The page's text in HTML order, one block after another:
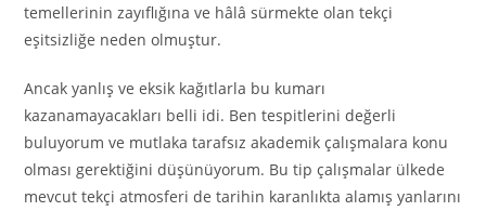
temellerinin zayıflığına ve hâlâ sürmekte olan tekçi
eşitsizliğe neden olmuştur.
Ancak yanlış ve eksik kağıtlarla bu kumarı
kazanamayacakları belli idi. Ben tespitlerini değerli
buluyorum ve mutlaka tarafsız akademik çalışmalara konu
olması gerektiğini düşünüyorum. Bu tip çalışmalar ülkede
mevcut tekçi atmosferi de tarihin karanlıkta alamış yanlarını